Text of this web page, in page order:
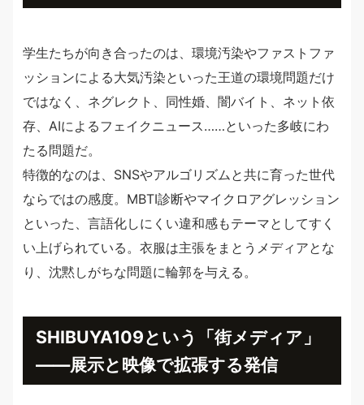
学生たちが向き合ったのは、環境汚染やファストファ
ッションによる大気汚染といった王道の環境問題だけ
ではなく、ネグレクト、同性婚、闇バイト、ネット依
存、AIによるフェイクニュース……といった多岐にわ
たる問題だ。
特徴的なのは、SNSやアルゴリズムと共に育った世代
ならではの感度。MBTI診断やマイクロアグレッション
といった、言語化しにくい違和感もテーマとしてすく
い上げられている。衣服は主張をまとうメディアとな
り、沈黙しがちな問題に輪郭を与える。
SHIBUYA109という「街メディア」
――展示と映像で拡張する発信